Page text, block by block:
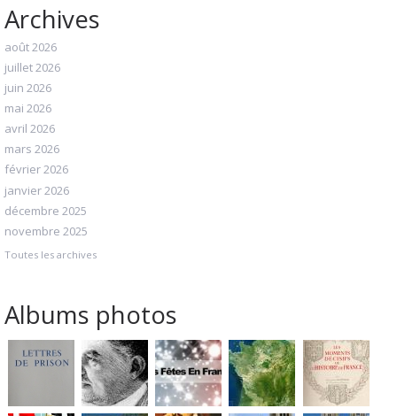
Archives
août 2026
juillet 2026
juin 2026
mai 2026
avril 2026
mars 2026
février 2026
janvier 2026
décembre 2025
novembre 2025
Toutes les archives
Albums photos